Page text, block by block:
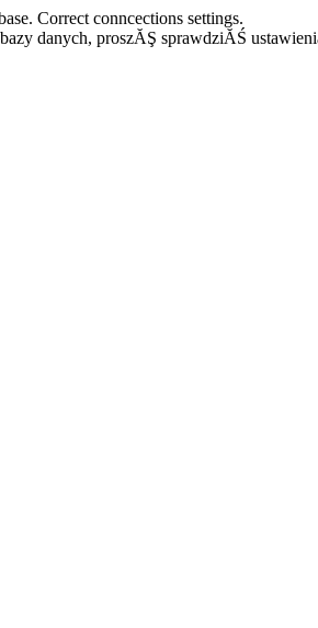
Correct conncections settings.
danych, proszĂŞ sprawdziĂŚ